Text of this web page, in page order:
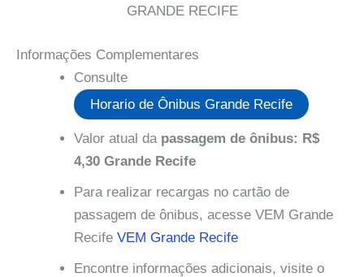
GRANDE RECIFE
Informações Complementares
Consulte
Horario de Ônibus Grande Recife
Valor atual da passagem de ônibus: R$
4,30 Grande Recife
Para realizar recargas no cartão de
passagem de ônibus, acesse VEM Grande
Recife VEM Grande Recife
Encontre informações adicionais, visite o